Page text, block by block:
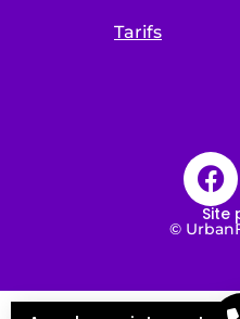
Tarifs
Site
©